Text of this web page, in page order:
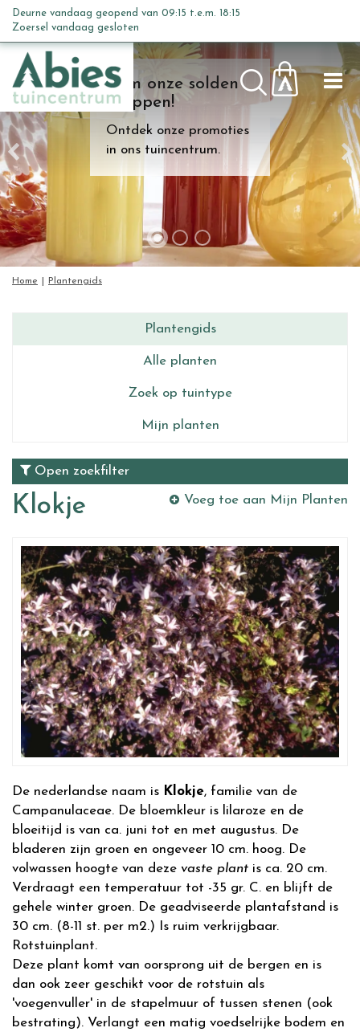
n
c
o
n
t
e
n
t
Kom onze solden
shoppen!
Ontdek onze promoties
in ons tuincentrum.
Home Plantengids
Deurne vandaag geopend van 09:15 t.e.m. 18:15
Zoersel vandaag gesloten
Plantengids
Alle planten
Zoek op tuintype
Mijn planten
Open zoekfilter
Klokje Voeg toe aan Mijn Planten
De nederlandse naam is Klokje, familie van de
Campanulaceae. De bloemkleur is lilaroze en de
bloeitijd is van ca. juni tot en met augustus. De
bladeren zijn groen en ongeveer 10 cm. hoog. De
volwassen hoogte van deze vaste plant is ca. 20 cm.
Verdraagt een temperatuur tot -35 gr. C. en blijft de
gehele winter groen. De geadviseerde plantafstand is
30 cm. (8-11 st. per m2.) Is ruim verkrijgbaar.
Rotstuinplant.
Deze plant komt van oorsprong uit de bergen en is
dan ook zeer geschikt voor de rotstuin als
'voegenvuller' in de stapelmuur of tussen stenen (ook
bestrating). Verlangt een matig voedselrijke bodem en